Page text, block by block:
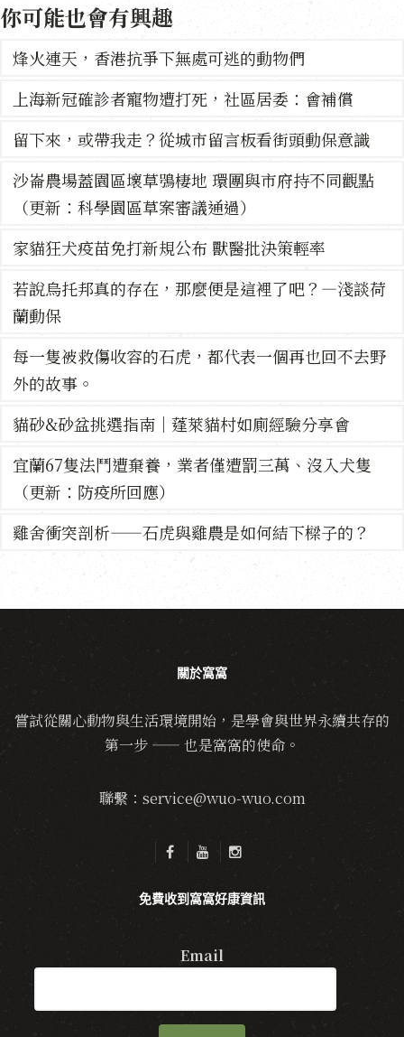
你可能也會有興趣
烽火連天，香港抗爭下無處可逃的動物們
上海新冠確診者寵物遭打死，社區居委：會補償
留下來，或帶我走？從城市留言板看街頭動保意識
沙崙農場蓋園區壞草鴞棲地 環團與市府持不同觀點
（更新：科學園區草案審議通過）
家貓狂犬疫苗免打新規公布 獸醫批決策輕率
若說烏托邦真的存在，那麼便是這裡了吧？—淺談荷
蘭動保
每一隻被救傷收容的石虎，都代表一個再也回不去野
外的故事。
貓砂&砂盆挑選指南｜蓬萊貓村如廁經驗分享會
宜蘭67隻法鬥遭棄養，業者僅遭罰三萬、沒入犬隻
（更新：防疫所回應）
雞舍衝突剖析——石虎與雞農是如何結下樑子的？
關於窩窩
嘗試從關心動物與生活環境開始，是學會與世界永續共存的
第一步 —— 也是窩窩的使命。
聯繫：service@wuo-wuo.com
免費收到窩窩好康資訊
Email